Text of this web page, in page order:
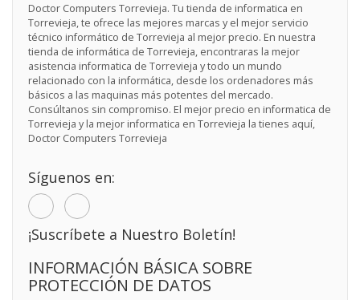
Doctor Computers Torrevieja. Tu tienda de informatica en
Torrevieja, te ofrece las mejores marcas y el mejor servicio
técnico informático de Torrevieja al mejor precio. En nuestra
tienda de informática de Torrevieja, encontraras la mejor
asistencia informatica de Torrevieja y todo un mundo
relacionado con la informática, desde los ordenadores más
básicos a las maquinas más potentes del mercado.
Consúltanos sin compromiso. El mejor precio en informatica de
Torrevieja y la mejor informatica en Torrevieja la tienes aquí,
Doctor Computers Torrevieja
Síguenos en:
¡Suscríbete a Nuestro Boletín!
INFORMACIÓN BÁSICA SOBRE
PROTECCIÓN DE DATOS